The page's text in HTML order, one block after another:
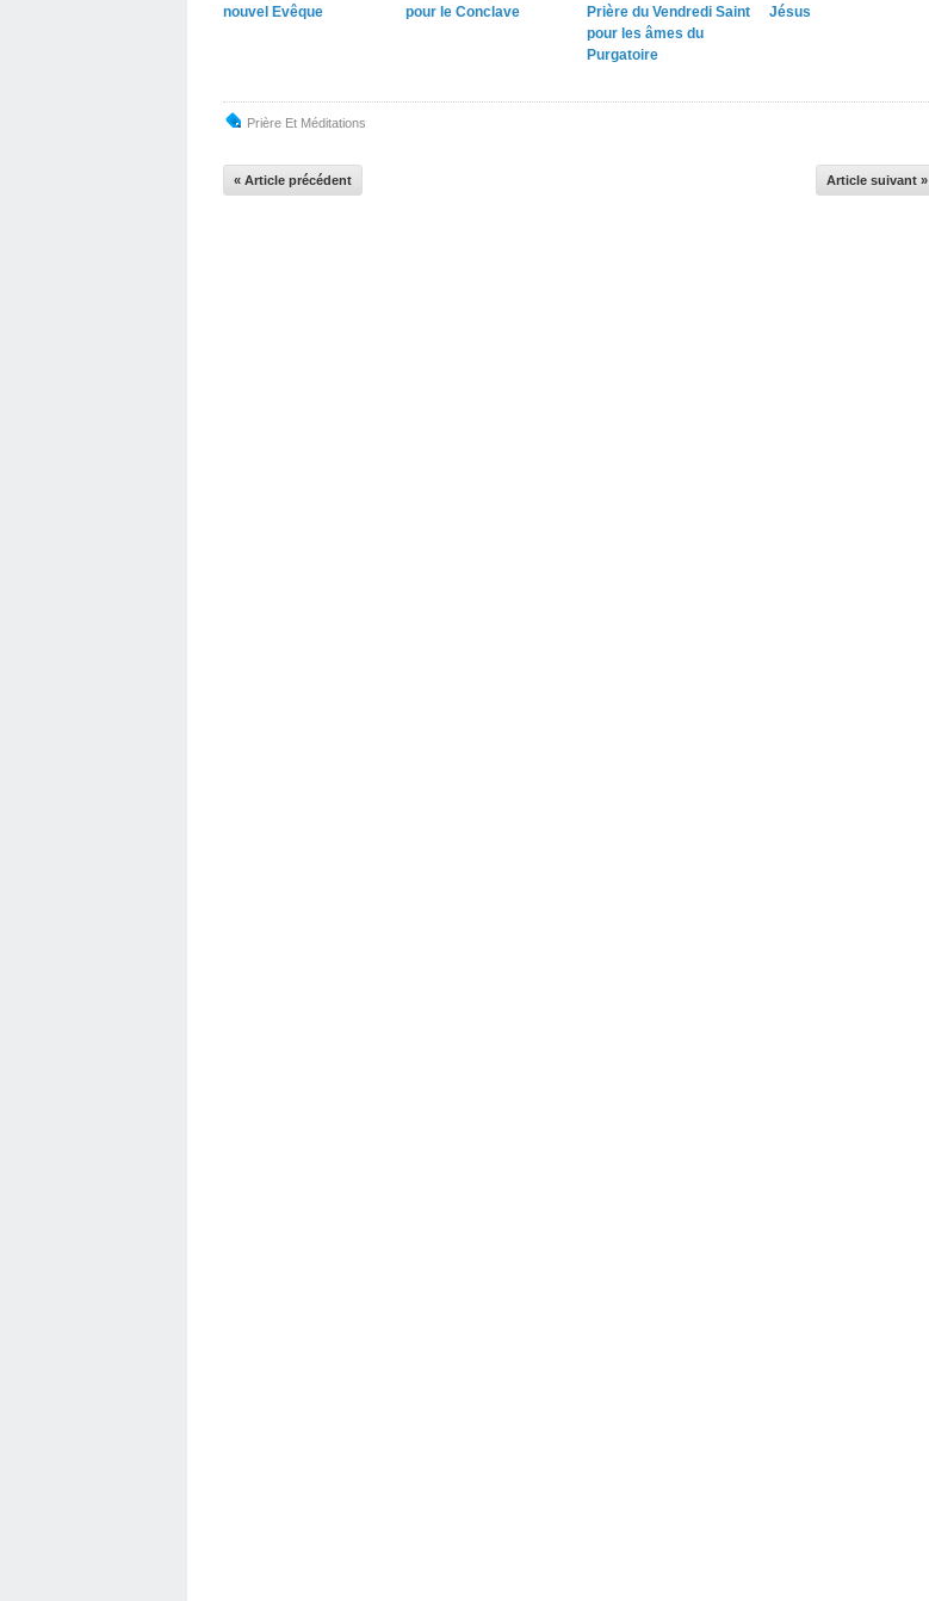
nouvel Evêque
pour le Conclave
Prière du Vendredi Saint
pour les âmes du
Purgatoire
Jésus
Prière Et Méditations
« Article précédent Article suivant »